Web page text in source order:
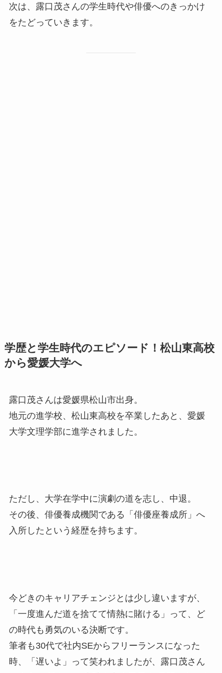
次は、露口茂さんの学生時代や俳優へのきっかけ
をたどっていきます。
学歴と学生時代のエピソード！松山東高校
から愛媛大学へ
露口茂さんは愛媛県松山市出身。
地元の進学校、松山東高校を卒業したあと、愛媛
大学文理学部に進学されました。
ただし、大学在学中に演劇の道を志し、中退。
その後、俳優養成機関である「俳優座養成所」へ
入所したという経歴を持ちます。
今どきのキャリアチェンジとは少し違いますが、
「一度進んだ道を捨てて情熱に賭ける」って、ど
の時代も勇気のいる決断です。
筆者も30代で社内SEからフリーランスになった
時、「遅いよ」って笑われましたが、露口茂さん